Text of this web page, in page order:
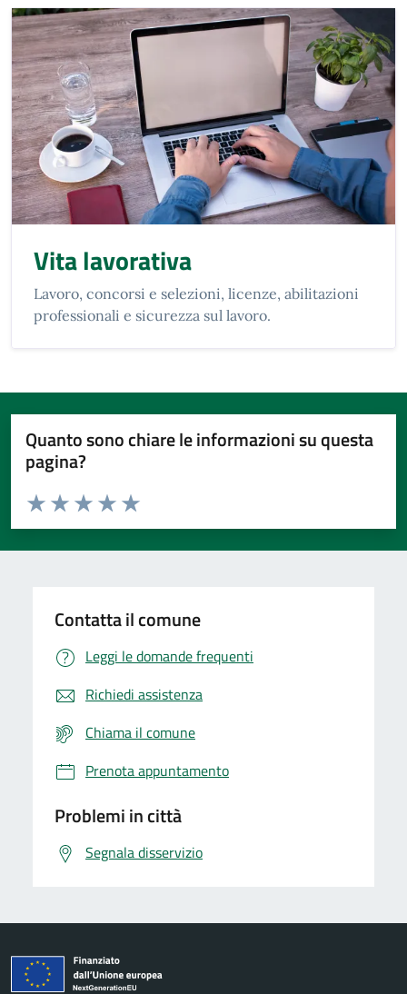
Vita lavorativa
Lavoro, concorsi e selezioni, licenze, abilitazioni
professionali e sicurezza sul lavoro.
Quanto sono chiare le informazioni su questa
pagina?
Valuta da 1 a 5 stelle la pagina
Valuta 5 stelle su 5
Valuta 4 stelle su 5
Valuta 3 stelle su 5
Valuta 2 stelle su 5
Valuta 1 stelle su 5
Contatta il comune
Leggi le domande frequenti
Richiedi assistenza
Chiama il comune
Prenota appuntamento
Problemi in città
Segnala disservizio